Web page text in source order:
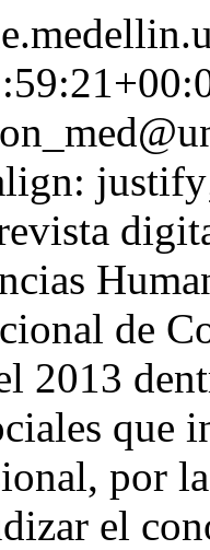
de
2013
que
por
el